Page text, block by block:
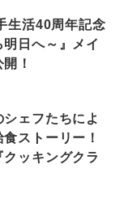
生活40周年記念
日へ～』メイ
！
ェフたちによ
ストーリー！
ッキングクラ